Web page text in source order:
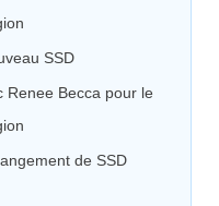
SSD
Renee Becca pour le
de SSD